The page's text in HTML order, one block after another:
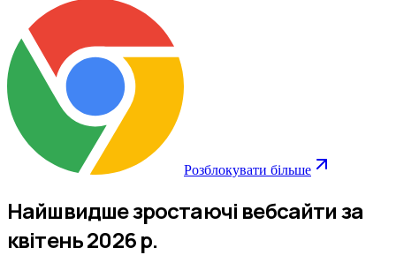
Розблокувати більше
Найшвидше зростаючі вебсайти за
квітень 2026 р.